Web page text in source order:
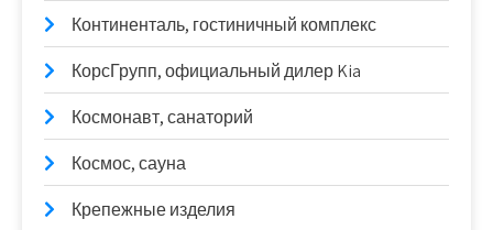
Континенталь, гостиничный комплекс
КорсГрупп, официальный дилер Kia
Космонавт, санаторий
Космос, сауна
Крепежные изделия